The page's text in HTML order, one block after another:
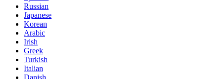
Russian
Japanese
Korean
Arabic
Irish
Greek
Turkish
Italian
Danish